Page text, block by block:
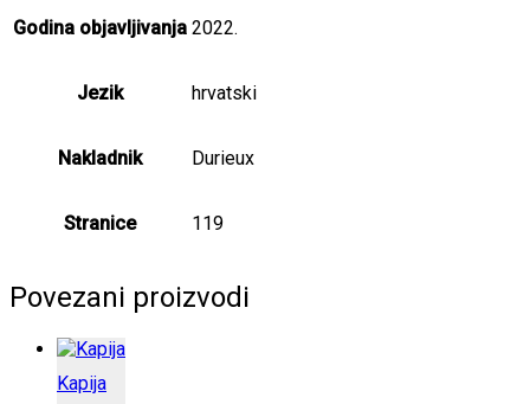
Godina objavljivanja 2022.
Jezik hrvatski
Nakladnik Durieux
Stranice 119
Povezani proizvodi
Kapija